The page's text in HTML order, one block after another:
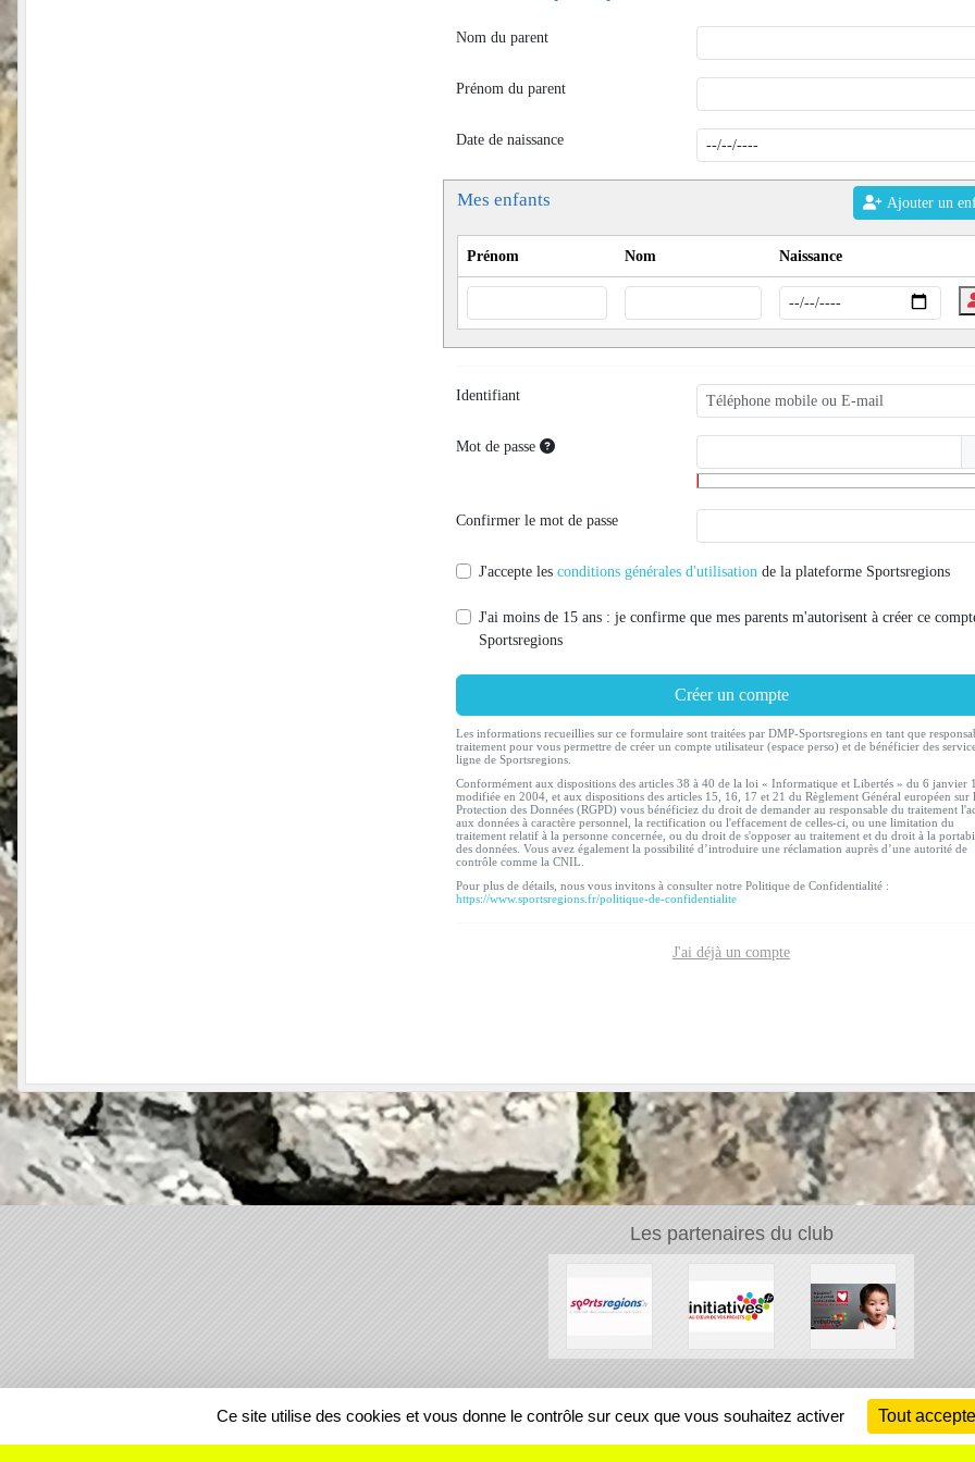
Nom du parent
Prénom du parent
Date de naissance
Mes enfants Ajouter un
Prénom Nom Naissance
Identifiant
Mot de passe
Confirmer le mot de passe
J'accepte les conditions générales d'utilisation de la plateforme Sportsregions
J'ai moins de 15 ans : je confirme que mes parents m'autorisent à créer ce
Sportsregions
Créer un compte
Les informations recueillies sur ce formulaire sont traitées par DMP-Sportsregions en tant que
traitement pour vous permettre de créer un compte utilisateur (espace perso) et de bénéficier des
ligne de Sportsregions.
Conformément aux dispositions des articles 38 à 40 de la loi « Informatique et Libertés » du 6 janvier
modifiée en 2004, et aux dispositions des articles 15, 16, 17 et 21 du Règlement Général européen sur
Protection des Données (RGPD) vous bénéficiez du droit de demander au responsable du traitement
aux données à caractère personnel, la rectification ou l'effacement de celles-ci, ou une limitation du
traitement relatif à la personne concernée, ou du droit de s'opposer au traitement et du droit à la
des données. Vous avez également la possibilité d’introduire une réclamation auprès d’une autorité de
contrôle comme la CNIL.
Pour plus de détails, nous vous invitons à consulter notre Politique de Confidentialité :
https://www.sportsregions.fr/politique-de-confidentialite
J'ai déjà un compte
Les partenaires du club
REGIONS
Ce site utilise des cookies et vous donne le contrôle sur ceux que vous souhaitez activer Tout